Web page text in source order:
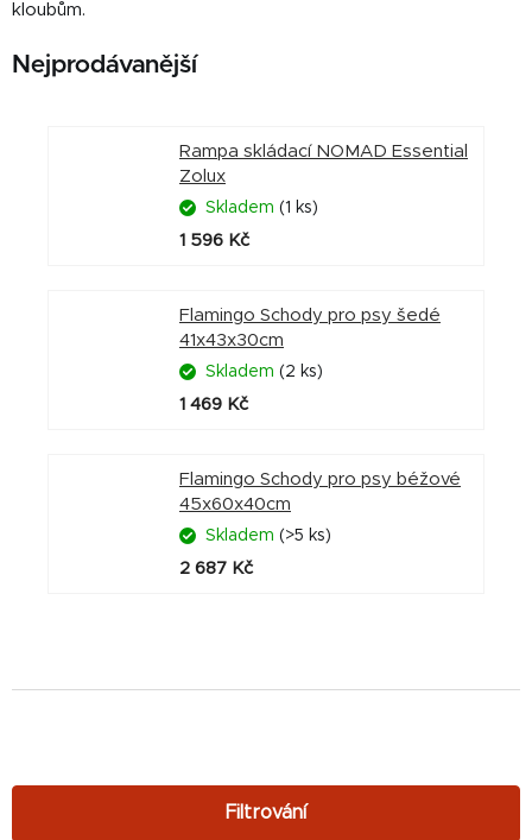
kloubům.
Nejprodávanější
Rampa skládací NOMAD Essential
Zolux
Skladem (1 ks)
1 596 Kč
Flamingo Schody pro psy šedé
41x43x30cm
Skladem (2 ks)
1 469 Kč
Flamingo Schody pro psy béžové
45x60x40cm
Skladem (>5 ks)
2 687 Kč